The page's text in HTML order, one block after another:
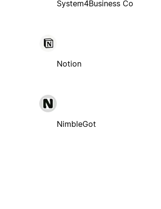
System4Business Co
Notion
NimbleGot